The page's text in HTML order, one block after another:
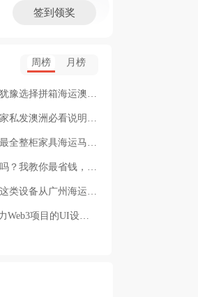
签到领奖
周榜 月榜
运澳洲or整柜海运悉尼墨尔本的朋友
说明这类家具熏蒸杀毒再可海运布里
运马来西亚怡保的保姆式海运攻略！
你最省钱，最方便的方法
海运到澳洲堪培拉过海关需要提供什
项目的UI设计，或qian